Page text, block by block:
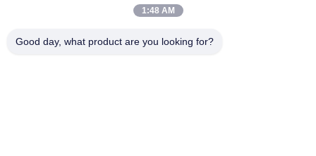
빠른 연락
1:48 AM
Good day, what product are you looking for?